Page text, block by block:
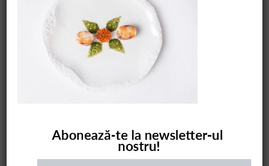
COMANDĂ CARTEA NOASTRĂ